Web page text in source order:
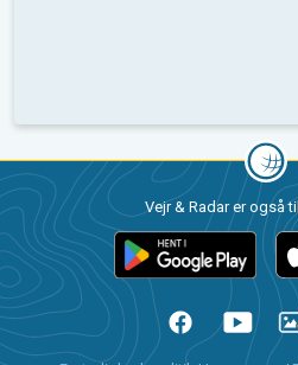
Vejr & Radar er også